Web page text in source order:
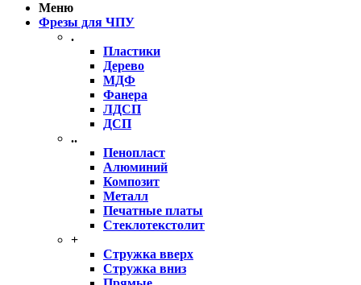
Меню
Фрезы для ЧПУ
.
Пластики
Дерево
МДФ
Фанера
ЛДСП
ДСП
..
Пенопласт
Алюминий
Композит
Металл
Печатные платы
Стеклотекстолит
+
Стружка вверх
Стружка вниз